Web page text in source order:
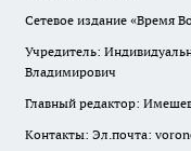
Сетевое издание «Время
Учредитель:
Владимирович
Главный редактор:
Контакты: Эл.почта: